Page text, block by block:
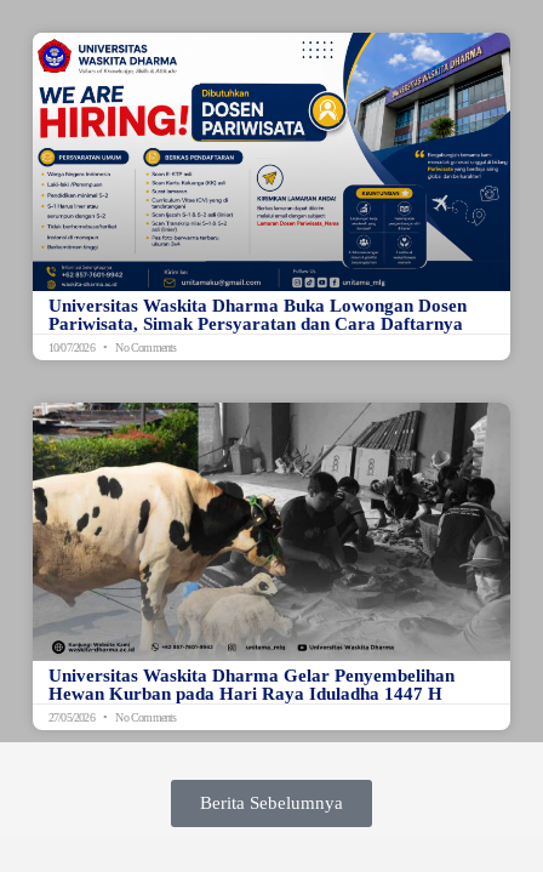
Universitas Waskita Dharma Buka Lowongan Dosen
Pariwisata, Simak Persyaratan dan Cara Daftarnya
10/07/2026 No Comments
Universitas Waskita Dharma Gelar Penyembelihan
Hewan Kurban pada Hari Raya Iduladha 1447 H
27/05/2026 No Comments
Berita Sebelumnya